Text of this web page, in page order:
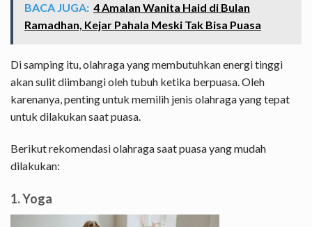
BACA JUGA: 4 Amalan Wanita Haid di Bulan
Ramadhan, Kejar Pahala Meski Tak Bisa Puasa
Di samping itu, olahraga yang membutuhkan energi tinggi
akan sulit diimbangi oleh tubuh ketika berpuasa. Oleh
karenanya, penting untuk memilih jenis olahraga yang tepat
untuk dilakukan saat puasa.
Berikut rekomendasi olahraga saat puasa yang mudah
dilakukan:
1. Yoga